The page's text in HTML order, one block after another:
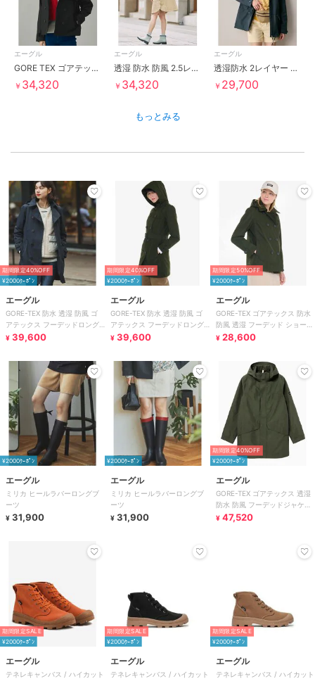
エーグル
GORE TEX ゴアテックス 防風 防水 透湿 2レイヤー ショートトレンチコート / フード脱着
￥ 34,320
エーグル
透湿 防水 防風 2.5レイヤー フーデッドロングコート RP
￥ 34,320
エーグル
透湿防水 2レイヤー フーディジャケット RP
￥ 29,700
もっとみる
期間限定40%OFF
¥2000ｸｰﾎﾟﾝ
エーグル
GORE-TEX 防水 透湿 防風 ゴ
アテックス フーデッドロング
トレンチコート
¥ 39,600
期間限定40%OFF
¥2000ｸｰﾎﾟﾝ
エーグル
GORE-TEX 防水 透湿 防風 ゴ
アテックス フーデッドロング
トレンチコート
¥ 39,600
期間限定50%OFF
¥2000ｸｰﾎﾟﾝ
エーグル
GORE-TEX ゴアテックス 防水
防風 透湿 フーデッド ショート
トレンチコート フード取り外
¥ 28,600
¥2000ｸｰﾎﾟﾝ
エーグル
ミリカ ヒールラバーロングブ
ーツ
¥ 31,900
¥2000ｸｰﾎﾟﾝ
エーグル
ミリカ ヒールラバーロングブ
ーツ
¥ 31,900
期間限定40%OFF
¥2000ｸｰﾎﾟﾝ
エーグル
GORE-TEX ゴアテックス 透湿
防水 防風 フーデッドジャケッ
ト フード脱着可 T-KIT対応
¥ 47,520
期間限定SALE
¥2000ｸｰﾎﾟﾝ
エーグル
テネレキャンバス / ハイカット
期間限定SALE
¥2000ｸｰﾎﾟﾝ
エーグル
テネレキャンバス / ハイカット
期間限定SALE
¥2000ｸｰﾎﾟﾝ
エーグル
テネレキャンバス / ハイカット